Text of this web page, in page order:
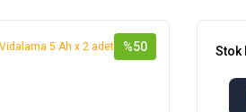
%50 Stok